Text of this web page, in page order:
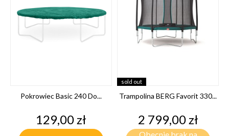
Pokrowiec Basic 240 Do...
Cena
129,00 zł
sold out
Trampolina BERG Favorit 330...
Cena
2 799,00 zł